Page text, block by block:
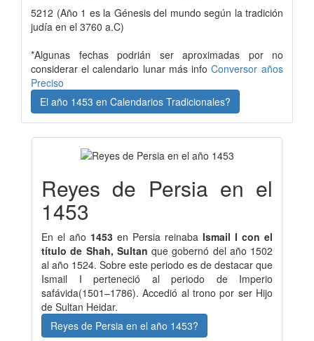
5212 (Año 1 es la Génesis del mundo según la tradición
judía en el 3760 a.C)
*Algunas fechas podrián ser aproximadas por no
considerar el calendario lunar más info Conversor años
Preciso
El año 1453 en Calendarios Tradicionales?
Reyes de Persia en el
1453
En el año 1453 en Persia reinaba Ismail I con el
título de Shah, Sultan que gobernó del año 1502
al año 1524. Sobre este periodo es de destacar que
Ismail I perteneció al periodo de Imperio
safávida(1501–1786). Accedió al trono por ser Hijo
de Sultan Heidar.
Reyes de Persia en el año 1453?